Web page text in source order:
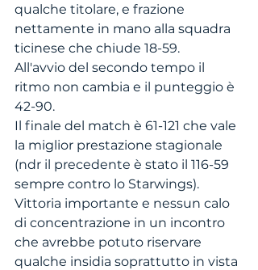
qualche titolare, e frazione
nettamente in mano alla squadra
ticinese che chiude 18-59.
All'avvio del secondo tempo il
ritmo non cambia e il punteggio è
42-90.
Il finale del match è 61-121 che vale
la miglior prestazione stagionale
(ndr il precedente è stato il 116-59
sempre contro lo Starwings).
Vittoria importante e nessun calo
di concentrazione in un incontro
che avrebbe potuto riservare
qualche insidia soprattutto in vista